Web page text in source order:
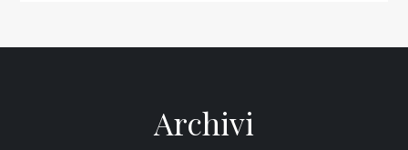
Archivi